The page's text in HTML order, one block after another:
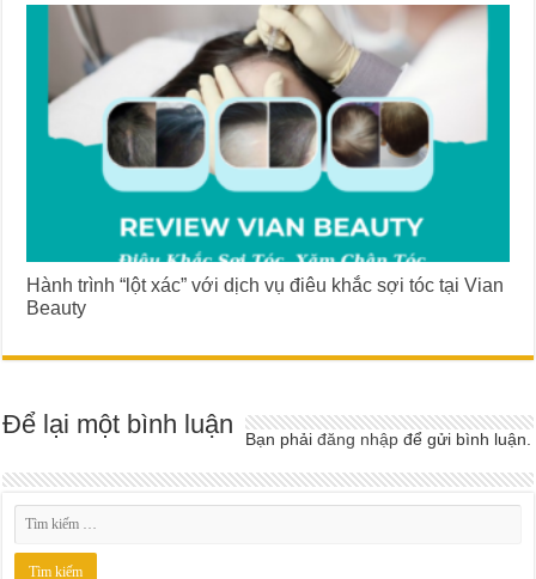
Hành trình “lột xác” với dịch vụ điêu khắc sợi tóc tại Vian
Beauty
Để lại một bình luận Bạn phảiđăng nhập để gửi bình luận.